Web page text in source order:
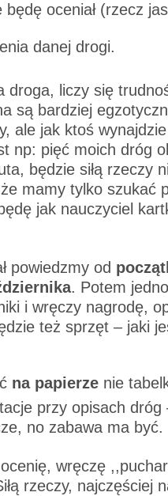
oceniał (rzecz
danej drogi.
droga, liczy się
są bardziej
ale jak ktoś
np: pięć moich dróg
będzie siłą rzeczy
mamy tylko szukać
jak nauczyciel
powiedzmy od
. Potem
i wręczy nagrodę,
też sprzęt – jaki
na papierze nie
przy opisach dróg
no zabawa ma być.
wręczę
rzeczy, najczęściej